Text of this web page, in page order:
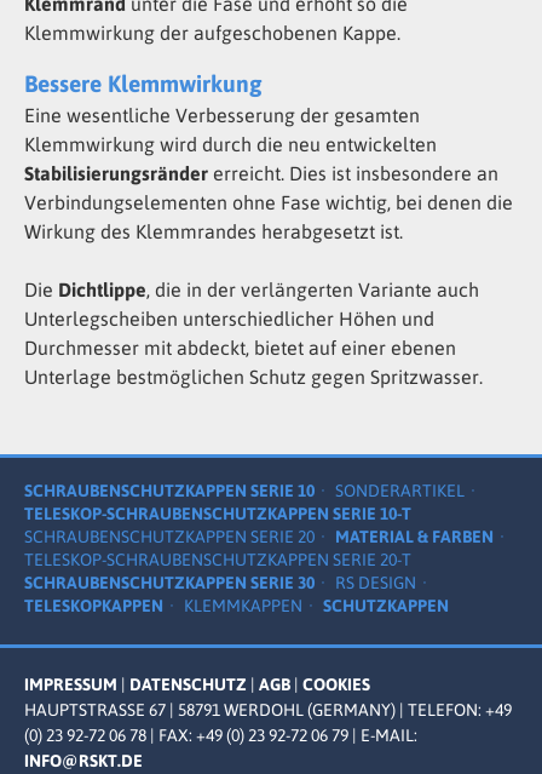
Klemmwirkung der aufgeschobenen Kappe.
Bessere Klemmwirkung
Eine wesentliche Verbesserung der gesamten
Klemmwirkung wird durch die neu entwickelten
Stabilisierungsränder erreicht. Dies ist insbesondere an
Verbindungselementen ohne Fase wichtig, bei denen die
Wirkung des Klemmrandes herabgesetzt ist.
Die Dichtlippe, die in der verlängerten Variante auch
Unterlegscheiben unterschiedlicher Höhen und
Durchmesser mit abdeckt, bietet auf einer ebenen
Unterlage bestmöglichen Schutz gegen Spritzwasser.
SCHRAUBENSCHUTZKAPPEN SERIE 10
SONDERARTIKEL
TELESKOP-SCHRAUBENSCHUTZKAPPEN SERIE 10-T
SCHRAUBENSCHUTZKAPPEN SERIE 20
MATERIAL & FARBEN
TELESKOP-SCHRAUBENSCHUTZKAPPEN SERIE 20-T
SCHRAUBENSCHUTZKAPPEN SERIE 30
RS DESIGN
TELESKOPKAPPEN
KLEMMKAPPEN SCHUTZKAPPEN
IMPRESSUM | DATENSCHUTZ | AGB | COOKIES
HAUPTSTRASSE 67 | 58791 WERDOHL (GERMANY) | TELEFON: +49 (
0) 23 92-72 06 78 | FAX: +49 (0) 23 92-72 06 79 |
E-MAIL:
INFO@RSKT.DE